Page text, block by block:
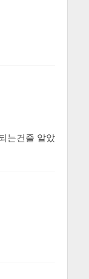
는건줄 알았